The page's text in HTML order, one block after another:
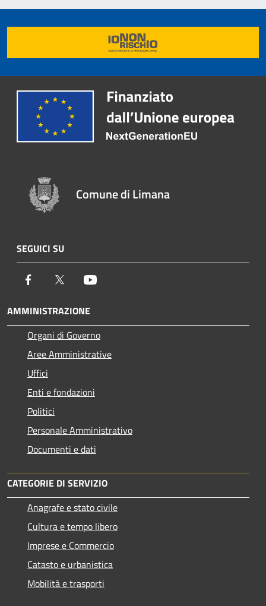
Comune di Limana
SEGUICI SU
Facebook Twitter
AMMINISTRAZIONE
Organi di Governo
Aree Amministrative
Uffici
Enti e fondazioni
Politici
Personale Amministrativo
Documenti e dati
CATEGORIE DI SERVIZIO
Anagrafe e stato civile
Cultura e tempo libero
Imprese e Commercio
Catasto e urbanistica
Mobilità e trasporti